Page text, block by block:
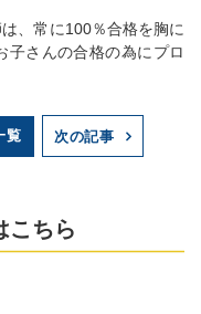
、常に100％合格を胸に
子さんの合格の為にプロ
覧 次の記事
こちら